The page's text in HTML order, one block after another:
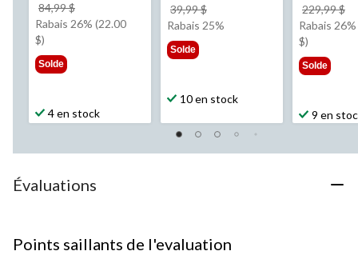
84,99 $
était
Rabais 26% (22.00
$)
Solde
4 en stock
39,99 $
était
Rabais 25%
Solde
10 en stock
229,99 $
Rabais
$)
Solde
9 en
Évaluations
Points saillants de l'evaluation